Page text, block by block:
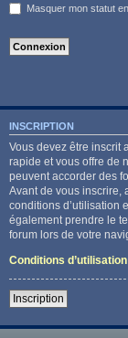
Masquer mon statut
INSCRIPTION
Vous devez être inscrit
rapide et vous offre de
peuvent accorder des
Avant de vous inscrire,
conditions d’utilisation
également prendre le
forum lors de votre
Conditions d’utilisation
Inscription